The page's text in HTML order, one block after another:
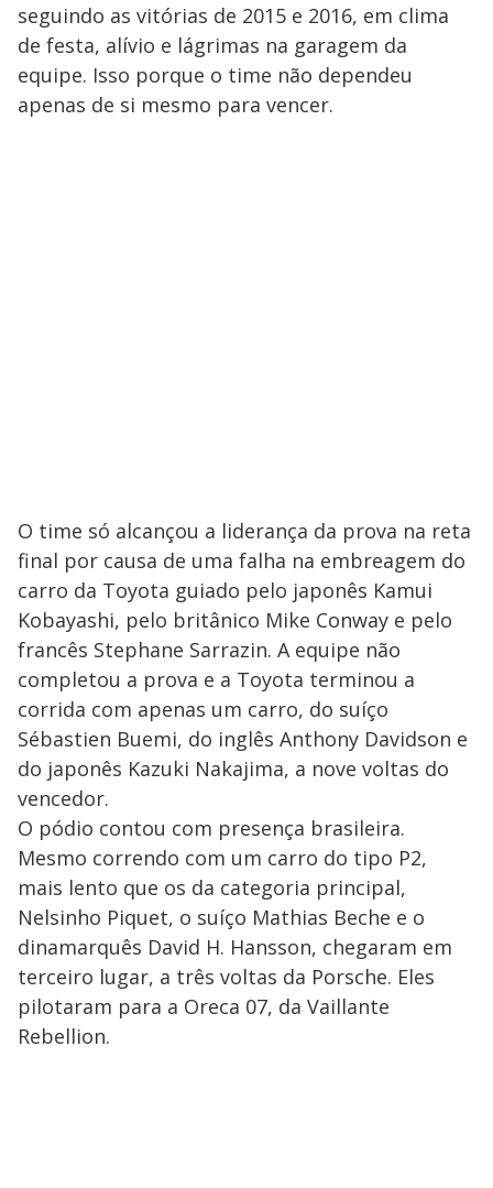
seguindo as vitórias de 2015 e 2016, em clima
de festa, alívio e lágrimas na garagem da
equipe. Isso porque o time não dependeu
apenas de si mesmo para vencer.
O time só alcançou a liderança da prova na reta
final por causa de uma falha na embreagem do
carro da Toyota guiado pelo japonês Kamui
Kobayashi, pelo britânico Mike Conway e pelo
francês Stephane Sarrazin. A equipe não
completou a prova e a Toyota terminou a
corrida com apenas um carro, do suíço
Sébastien Buemi, do inglês Anthony Davidson e
do japonês Kazuki Nakajima, a nove voltas do
vencedor.
O pódio contou com presença brasileira.
Mesmo correndo com um carro do tipo P2,
mais lento que os da categoria principal,
Nelsinho Piquet, o suíço Mathias Beche e o
dinamarquês David H. Hansson, chegaram em
terceiro lugar, a três voltas da Porsche. Eles
pilotaram para a Oreca 07, da Vaillante
Rebellion.